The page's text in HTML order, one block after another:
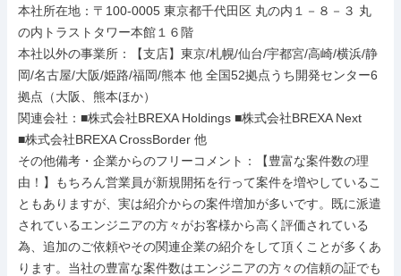
本社所在地：〒100-0005 東京都千代田区 丸の内１－８－３ 丸
の内トラストタワー本館１６階
本社以外の事業所：【支店】東京/札幌/仙台/宇都宮/高崎/横浜/静
岡/名古屋/大阪/姫路/福岡/熊本 他 全国52拠点うち開発センター6
拠点（大阪、熊本ほか）
関連会社：■株式会社BREXA Holdings ■株式会社BREXA Next
■株式会社BREXA CrossBorder 他
その他備考・企業からのフリーコメント：【豊富な案件数の理
由！】もちろん営業員が新規開拓を行って案件を増やしているこ
ともありますが、実は紹介からの案件増加が多いです。既に派遣
されているエンジニアの方々がお客様から高く評価されている
為、追加のご依頼やその関連企業の紹介をして頂くことが多くあ
ります。当社の豊富な案件数はエンジニアの方々の信頼の証でも